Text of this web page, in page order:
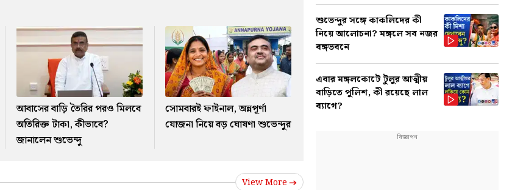
আবাসের বাড়ি তৈরির পরও মিলবে
অতিরিক্ত টাকা, কীভাবে?
জানালেন শুভেন্দু
সোমবারই ফাইনাল, অন্নপূর্ণা
যোজনা নিয়ে বড় ঘোষণা শুভেন্দুর
View More
শুভেন্দুর সঙ্গে কাকলিদের কী
নিয়ে আলোচনা? মঙ্গলে সব নজর
বঙ্গভবনে
এবার মঙ্গলকোটে টুলুর আত্মীয়
বাড়িতে পুলিশ, কী রয়েছে লাল
ব্যাগে?